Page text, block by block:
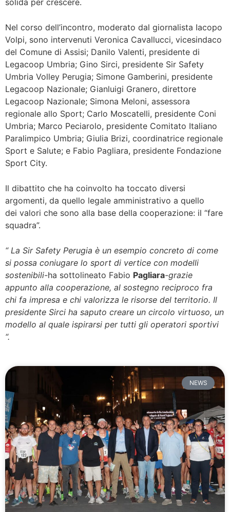
solida per crescere.
Nel corso dell’incontro, moderato dal giornalista Iacopo
Volpi, sono intervenuti Veronica Cavallucci, vicesindaco
del Comune di Assisi; Danilo Valenti, presidente di
Legacoop Umbria; Gino Sirci, presidente Sir Safety
Umbria Volley Perugia; Simone Gamberini, presidente
Legacoop Nazionale; Gianluigi Granero, direttore
Legacoop Nazionale; Simona Meloni, assessora
regionale allo Sport; Carlo Moscatelli, presidente Coni
Umbria; Marco Peciarolo, presidente Comitato Italiano
Paralimpico Umbria; Giulia Brizi, coordinatrice regionale
Sport e Salute; e Fabio Pagliara, presidente Fondazione
Sport City.
Il dibattito che ha coinvolto ha toccato diversi
argomenti, da quello legale amministrativo a quello
dei valori che sono alla base della cooperazione: il “fare
squadra”.
“ La Sir Safety Perugia è un esempio concreto di come
si possa coniugare lo sport di vertice con modelli
sostenibili-ha sottolineato Fabio Pagliara-grazie
appunto alla cooperazione, al sostegno reciproco fra
chi fa impresa e chi valorizza le risorse del territorio. Il
presidente Sirci ha saputo creare un circolo virtuoso, un
modello al quale ispirarsi per tutti gli operatori sportivi
“.
NEWS